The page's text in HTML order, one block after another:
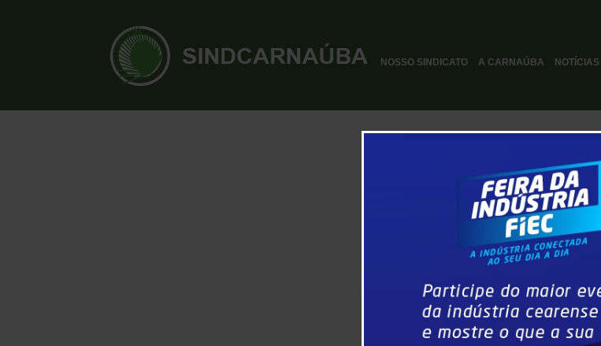
NOSSO SINDICATO A CARNAÚBA NOTÍCIAS